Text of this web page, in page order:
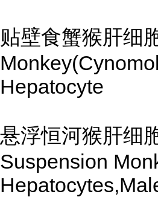
贴壁食蟹猴肝细
Hepatocyte
悬浮恒河猴肝细
Suspension